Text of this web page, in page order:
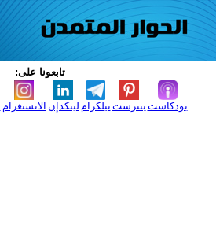
تابعونا على:
الانستغرام لينكدإن تيلكرامبنترست بودكاست